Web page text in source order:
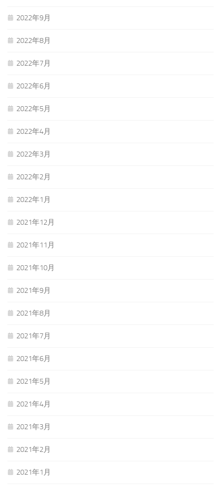
2022年9月
2022年8月
2022年7月
2022年6月
2022年5月
2022年4月
2022年3月
2022年2月
2022年1月
2021年12月
2021年11月
2021年10月
2021年9月
2021年8月
2021年7月
2021年6月
2021年5月
2021年4月
2021年3月
2021年2月
2021年1月